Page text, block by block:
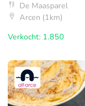
De Maasparel
Arcen (1km)
Verkocht: 1.850